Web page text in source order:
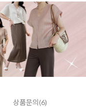
상품문의(6)